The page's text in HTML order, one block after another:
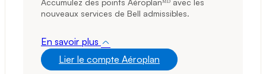
Accumulez des points Aéroplanᴹᴰ avec les
nouveaux services de Bell admissibles.
Lier le compte Aéroplan
En savoir plus